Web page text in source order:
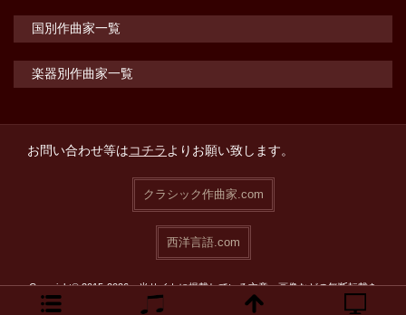
国別作曲家一覧
楽器別作曲家一覧
お問い合わせ等はコチラよりお願い致します。
クラシック作曲家.com
西洋言語.com
Copyright© 2015-2026 当サイトに掲載している文章・画像などの無断転載を